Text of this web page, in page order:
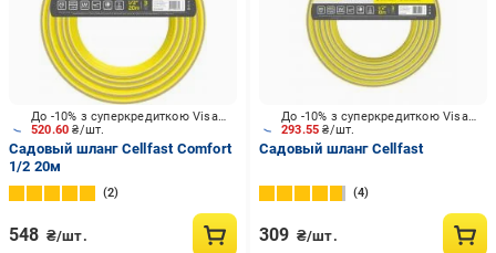
520.60₴/шт.
До -10% з суперкредиткою Visa Вигода
Садовый шланг Cellfast Comfort
1/2 20м
2
548 ₴/шт.
293.55₴/шт.
До -10% з суперкредиткою Visa Вигода
Садовый шланг Cellfast
4
309 ₴/шт.